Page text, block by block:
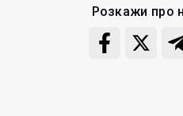
Розкажи про